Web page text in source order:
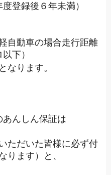
登録後６年未満）
自動車の場合走行距離
下）
なります。
んしん保証は
ただいた皆様に必ず付
ります）と、